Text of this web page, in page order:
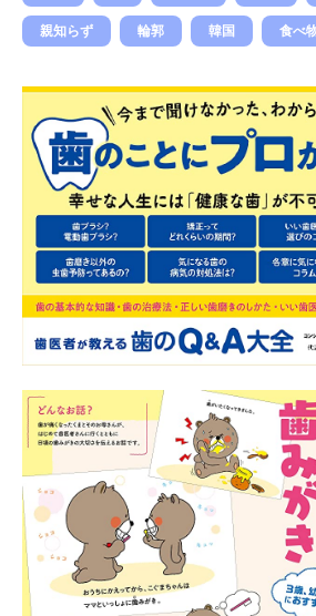
親知らず 輪郭 韓国 食べ